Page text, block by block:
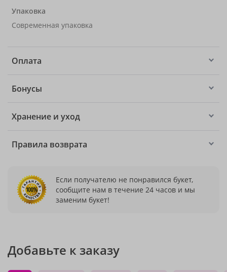
Упаковка
Современная упаковка
Оплата
Бонусы
Хранение и уход
Правила возврата
Если получателю не понравился букет,
сообщите нам в течение 24 часов и мы
заменим букет!
Добавьте к заказу